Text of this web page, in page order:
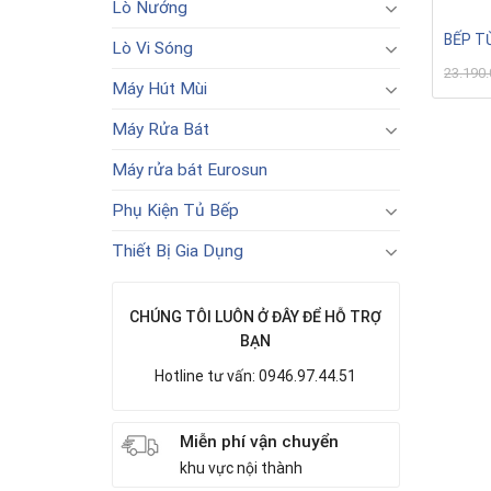
Lò Nướng
Lò Vi Sóng
Máy Hút Mùi
Máy Rửa Bát
Máy rửa bát Eurosun
Phụ Kiện Tủ Bếp
Thiết Bị Gia Dụng
CHÚNG TÔI LUÔN Ở ĐÂY ĐỂ HỖ TRỢ
BẠN
Hotline tư vấn: 0946.97.44.51
Miễn phí vận chuyển
khu vực nội thành
BẾP